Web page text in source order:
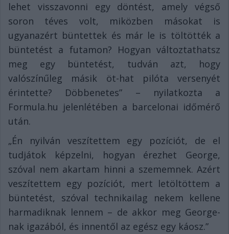
lehet visszavonni egy döntést, amely végső
soron téves volt, miközben másokat is
ugyanazért büntettek és már le is töltötték a
büntetést a futamon? Hogyan változtathatsz
meg egy büntetést, tudván azt, hogy
valószínűleg másik öt-hat pilóta versenyét
érintette? Döbbenetes” – nyilatkozta a
Formula.hu jelenlétében a barcelonai időmérő
után.
„Én nyilván veszítettem egy pozíciót, de el
tudjátok képzelni, hogyan érezhet George,
szóval nem akartam hinni a szememnek. Azért
veszítettem egy pozíciót, mert letöltöttem a
büntetést, szóval technikailag nekem kellene
harmadiknak lennem – de akkor meg George-
nak igazából, és innentől az egész egy káosz.”